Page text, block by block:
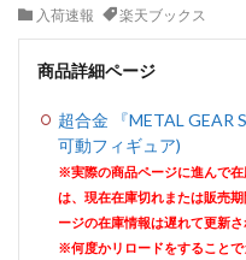
入荷速報
楽天ブックス
商品詳細ページ
超合金 『METAL GEAR
可動フィギュア)
※実際の商品ページに進んで
は、現在在庫切れまたは販売
ージの在庫情報は遅れて更新さ
※何度かリロードをすること